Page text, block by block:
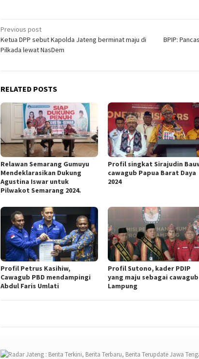
Post
navigation
Previous post
Ketua DPP sebut Kapolda Jateng berminat maju di
Pilkada lewat NasDem
BPIP:
RELATED POSTS
Relawan Semarang Gumuyu
Mendeklarasikan Dukung
Agustina Iswar untuk
Pilwakot Semarang 2024.
Profil singkat Sirajudin
cawagub Papua Barat Daya
2024
Profil Petrus Kasihiw,
Cawagub PBD mendampingi
Abdul Faris Umlati
Profil Sutono, kader PDIP
yang maju sebagai cawagub
Lampung